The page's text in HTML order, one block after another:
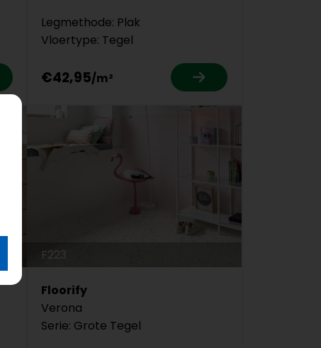
Legmethode: Plak
Vloertype: Tegel
€42,95
F223
Floorify
Verona
Serie: Grote Tegel